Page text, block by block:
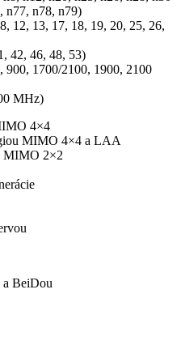
n77, n78, n79)
12, 13, 17, 18, 19, 20, 25, 26,
42, 46, 48, 53)
1700/2100, 1900, 2100
MHz)
4×4
MIMO 4×4 a LAA
MIMO 2×2
BeiDou